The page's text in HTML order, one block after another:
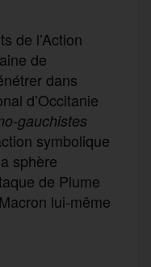
de l’Action
de
dans
d’Occitanie
gauchistes
symbolique
sphère
de Plume
lui-même